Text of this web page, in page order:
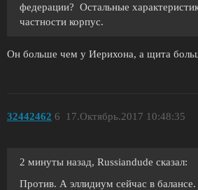
федерации? Остальные
частности корпус.
Он больше чем у Иерихона, а щита
32442462 17.Октябрь.2017 10:48:35
6
2 минуты назад, Russiandude сказал:
Против. А эллидиум сейчас в балансе.